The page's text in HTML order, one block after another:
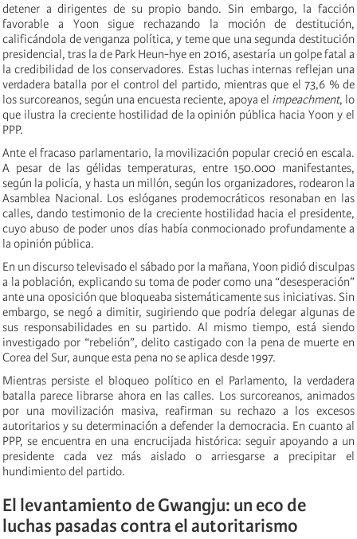
detener a dirigentes de su propio bando. Sin embargo, la facción
favorable a Yoon sigue rechazando la moción de destitución,
calificándola de venganza política, y teme que una segunda destitución
presidencial, tras la de Park Heun-hye en 2016, asestaría un golpe fatal a
la credibilidad de los conservadores. Estas luchas internas reflejan una
verdadera batalla por el control del partido, mientras que el 73,6 % de
los surcoreanos, según una encuesta reciente, apoya el impeachment, lo
que ilustra la creciente hostilidad de la opinión pública hacia Yoon y el
PPP.
Ante el fracaso parlamentario, la movilización popular creció en escala.
A pesar de las gélidas temperaturas, entre 150.000 manifestantes,
según la policía, y hasta un millón, según los organizadores, rodearon la
Asamblea Nacional. Los eslóganes prodemocráticos resonaban en las
calles, dando testimonio de la creciente hostilidad hacia el presidente,
cuyo abuso de poder unos días había conmocionado profundamente a
la opinión pública.
En un discurso televisado el sábado por la mañana, Yoon pidió disculpas
a la población, explicando su toma de poder como una “desesperación”
ante una oposición que bloqueaba sistemáticamente sus iniciativas. Sin
embargo, se negó a dimitir, sugiriendo que podría delegar algunas de
sus responsabilidades en su partido. Al mismo tiempo, está siendo
investigado por “rebelión”, delito castigado con la pena de muerte en
Corea del Sur, aunque esta pena no se aplica desde 1997.
Mientras persiste el bloqueo político en el Parlamento, la verdadera
batalla parece librarse ahora en las calles. Los surcoreanos, animados
por una movilización masiva, reafirman su rechazo a los excesos
autoritarios y su determinación a defender la democracia. En cuanto al
PPP, se encuentra en una encrucijada histórica: seguir apoyando a un
presidente cada vez más aislado o arriesgarse a precipitar el
hundimiento del partido.
El levantamiento de Gwangju: un eco de
luchas pasadas contra el autoritarismo